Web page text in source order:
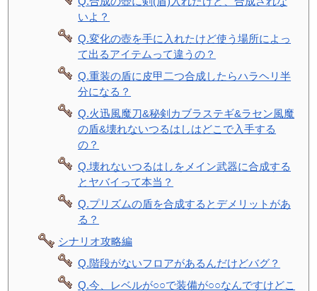
いよ？
Q.変化の壺を手に入れたけど使う場所によっ
て出るアイテムって違うの？
Q.重装の盾に皮甲二つ合成したらハラヘリ半
分になる？
Q.火迅風魔刀&秘剣カブラステギ&ラセン風魔
の盾&壊れないつるはしはどこで入手する
の？
Q.壊れないつるはしをメイン武器に合成する
とヤバイって本当？
Q.プリズムの盾を合成するとデメリットがあ
る？
シナリオ攻略編
Q.階段がないフロアがあるんだけどバグ？
Q.今、レベルが○○で装備が○○なんですけどこ